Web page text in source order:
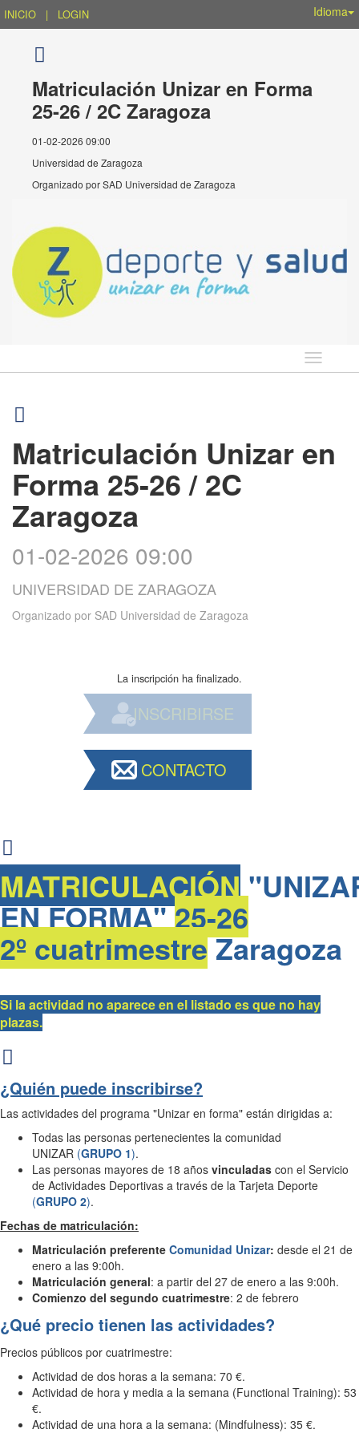
INICIO | LOGIN Idioma
Matriculación Unizar en Forma
25-26 / 2C Zaragoza
01-02-2026 09:00
Universidad de Zaragoza
Organizado porSAD Universidad de Zaragoza
Idioma
Matriculación Unizar en
Forma 25-26 / 2C
Zaragoza
01-02-2026 09:00
UNIVERSIDAD DE ZARAGOZA
Organizado por SAD Universidad de Zaragoza
La inscripción ha finalizado.
INSCRIBIRSE
CONTACTO
MATRICULACIÓN
EN FORMA"25-26
2º cuatrimestreZaragoza
Si la actividad no aparece en el listado es que no hay
plazas.
¿Quién puede inscribirse?
Las actividades del programa "Unizar en forma" están dirigidas a:
Todas las personas pertenecientes la comunidad
UNIZAR (GRUPO 1).
Las personas mayores de 18 años vinculadas con el Servicio
de Actividades Deportivas a través de la Tarjeta Deporte
(GRUPO 2).
Fechas de matriculación:
Matriculación preferente Comunidad Unizar: desde el 21 de
enero a las 9:00h.
Matriculación general: a partir del 27 de enero a las 9:00h.
Comienzo del segundo cuatrimestre: 2 de febrero
¿Qué precio tienen las actividades?
Precios públicos por cuatrimestre:
Actividad de dos horas a la semana: 70 €.
Actividad de hora y media a la semana (Functional Training): 53
€.
Actividad de una hora a la semana: (Mindfulness): 35 €.